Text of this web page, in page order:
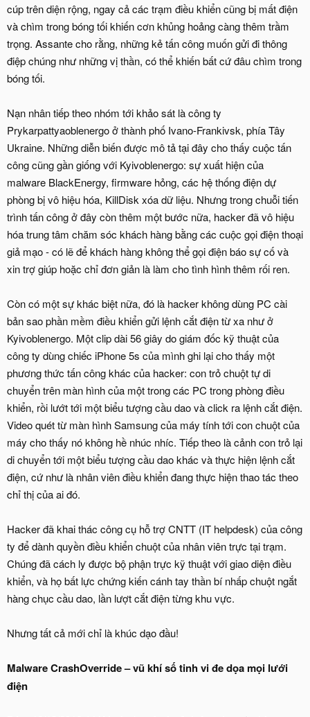
cúp trên diện rộng, ngay cả các trạm điều khiển cũng bị mất điện
và chìm trong bóng tối khiến cơn khủng hoảng càng thêm trầm
trọng. Assante cho rằng, những kẻ tấn công muốn gửi đi thông
điệp chúng như những vị thần, có thể khiến bất cứ đâu chìm trong
bóng tối.
Nạn nhân tiếp theo nhóm tới khảo sát là công ty
Prykarpattyaoblenergo ở thành phố Ivano-Frankivsk, phía Tây
Ukraine. Những diễn biến được mô tả tại đây cho thấy cuộc tấn
công cũng gần giống với Kyivoblenergo: sự xuất hiện của
malware BlackEnergy, firmware hỏng, các hệ thống điện dự
phòng bị vô hiệu hóa, KillDisk xóa dữ liệu. Nhưng trong chuỗi tiến
trình tấn công ở đây còn thêm một bước nữa, hacker đã vô hiệu
hóa trung tâm chăm sóc khách hàng bằng các cuộc gọi điện thoại
giả mạo - có lẽ để khách hàng không thể gọi điện báo sự cố và
xin trợ giúp hoặc chỉ đơn giản là làm cho tình hình thêm rối ren.
Còn có một sự khác biệt nữa, đó là hacker không dùng PC cài
bản sao phần mềm điều khiển gửi lệnh cắt điện từ xa như ở
Kyivoblenergo. Một clip dài 56 giây do giám đốc kỹ thuật của
công ty dùng chiếc iPhone 5s của mình ghi lại cho thấy một
phương thức tấn công khác của hacker: con trỏ chuột tự di
chuyển trên màn hình của một trong các PC trong phòng điều
khiển, rồi lướt tới một biểu tượng cầu dao và click ra lệnh cắt điện.
Video quét từ màn hình Samsung của máy tính tới con chuột của
máy cho thấy nó không hề nhúc nhíc. Tiếp theo là cảnh con trỏ lại
di chuyển tới một biểu tượng cầu dao khác và thực hiện lệnh cắt
điện, cứ như là nhân viên điều khiển đang thực hiện thao tác theo
chỉ thị của ai đó.
Hacker đã khai thác công cụ hỗ trợ CNTT (IT helpdesk) của công
ty để dành quyền điều khiển chuột của nhân viên trực tại trạm.
Chúng đã cách ly được bộ phận trực kỹ thuật với giao diện điều
khiển, và họ bất lực chứng kiến cánh tay thần bí nhấp chuột ngắt
hàng chục cầu dao, lần lượt cắt điện từng khu vực.
Nhưng tất cả mới chỉ là khúc dạo đầu!
Malware CrashOverride – vũ khí số tinh vi đe dọa mọi lưới
điện